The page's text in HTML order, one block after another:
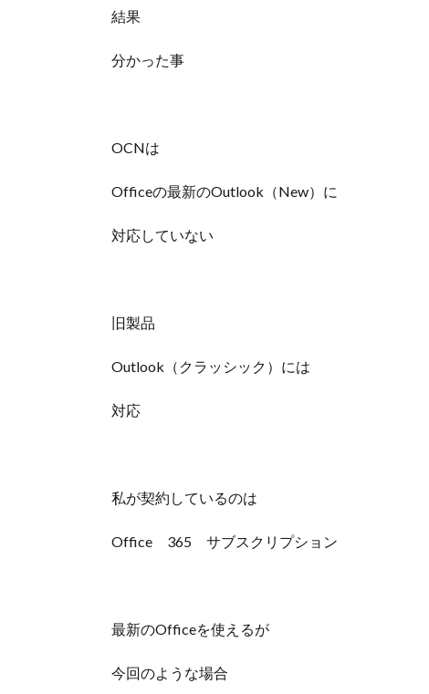
結果
分かった事
OCNは
Officeの最新のOutlook（New）に
対応していない
旧製品
Outlook（クラッシック）には
対応
私が契約しているのは
Office 365 サブスクリプション
最新のOfficeを使えるが
今回のような場合